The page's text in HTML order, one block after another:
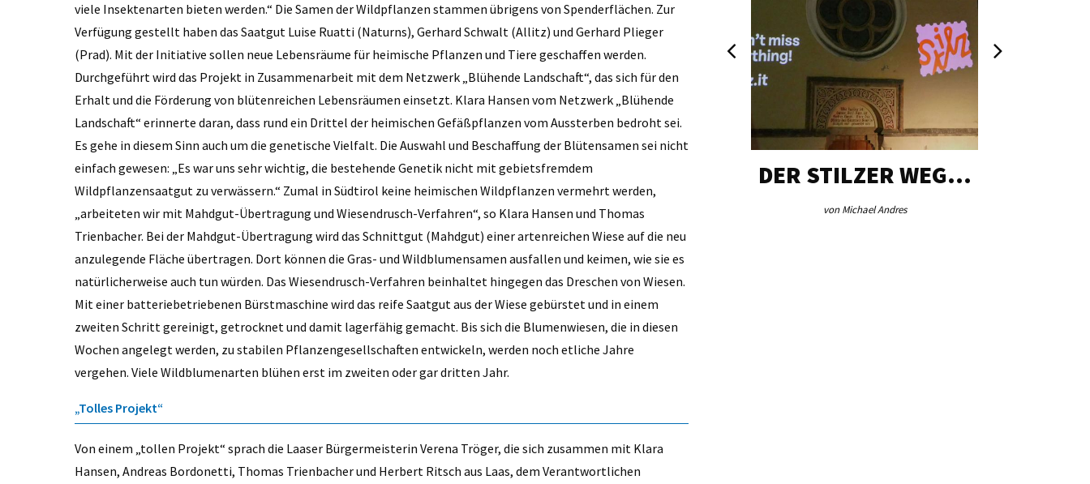
viele Insektenarten bieten werden.“ Die Samen der Wildpflanzen stammen übrigens von Spenderflächen. Zur
Verfügung gestellt haben das Saatgut Luise Ruatti (Naturns), Gerhard Schwalt (Allitz) und Gerhard Plieger
(Prad). Mit der Initiative sollen neue Lebensräume für heimische Pflanzen und Tiere geschaffen werden.
Durchgeführt wird das Projekt in Zusammenarbeit mit dem Netzwerk „Blühende Landschaft“, das sich für den
Erhalt und die Förderung von blütenreichen Lebensräumen einsetzt. Klara Hansen vom Netzwerk „Blühende
Landschaft“ erinnerte daran, dass rund ein Drittel der heimischen Gefäßpflanzen vom Aussterben bedroht sei.
Es gehe in diesem Sinn auch um die genetische Vielfalt. Die Auswahl und Beschaffung der Blütensamen sei nicht
einfach gewesen: „Es war uns sehr wichtig, die bestehende Genetik nicht mit gebietsfremdem
Wildpflanzensaatgut zu verwässern.“ Zumal in Südtirol keine heimischen Wildpflanzen vermehrt werden,
„arbeiteten wir mit Mahdgut-Übertragung und Wiesendrusch-Verfahren“, so Klara Hansen und Thomas
Trienbacher. Bei der Mahdgut-Übertragung wird das Schnittgut (Mahdgut) einer artenreichen Wiese auf die neu
anzulegende Fläche übertragen. Dort können die Gras- und Wildblumensamen ausfallen und keimen, wie sie es
natürlicherweise auch tun würden. Das Wiesendrusch-Verfahren beinhaltet hingegen das Dreschen von Wiesen.
Mit einer batteriebetriebenen Bürstmaschine wird das reife Saatgut aus der Wiese gebürstet und in einem
zweiten Schritt gereinigt, getrocknet und damit lagerfähig gemacht. Bis sich die Blumenwiesen, die in diesen
Wochen angelegt werden, zu stabilen Pflanzengesellschaften entwickeln, werden noch etliche Jahre
vergehen. Viele Wildblumenarten blühen erst im zweiten oder gar dritten Jahr.
„Tolles Projekt“
Von einem „tollen Projekt“ sprach die Laaser Bürgermeisterin Verena Tröger, die sich zusammen mit Klara
Hansen, Andreas Bordonetti, Thomas Trienbacher und Herbert Ritsch aus Laas, dem Verantwortlichen
DER STILZER WEG…
von Michael Andres